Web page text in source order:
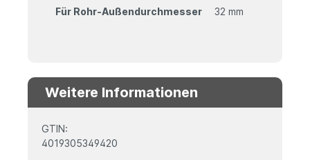
Für Rohr-Außendurchmesser
32 mm
Weitere Informationen
GTIN:
4019305349420